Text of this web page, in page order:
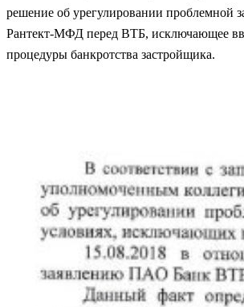
решение об урегулировании проблемной
Рантект-МФД перед ВТБ, исключающее
процедуры банкротства застройщика.